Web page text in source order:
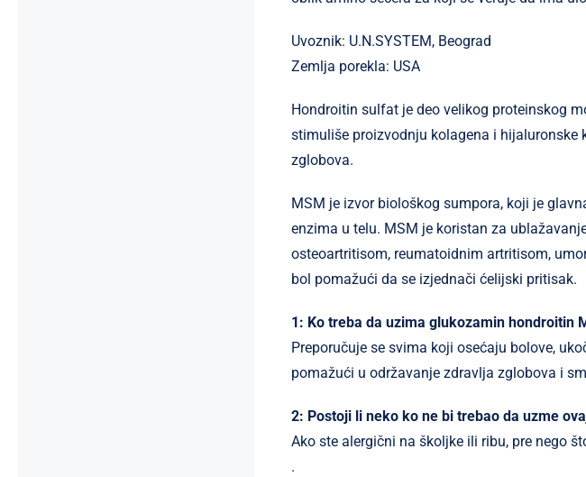
Uvoznik: U.N.SYSTEM, Beograd
Zemlja porekla: USA
Hondroitin sulfat je deo velikog proteinskog
stimuliše proizvodnju kolagena i
zglobova.
MSM je izvor biološkog sumpora, koji je
enzima u telu. MSM je koristan za
osteoartritisom, reumatoidnim artritisom,
bol pomažući da se izjednači ćelijski pritisak.
1: Ko treba da uzima glukozamin hondroitin
Preporučuje se svima koji osećaju bolove,
pomažući u održavanje zdravlja zglobova i
2: Postoji li neko ko ne bi trebao da uzme
Ako ste alergični na školjke ili ribu, pre nego
.